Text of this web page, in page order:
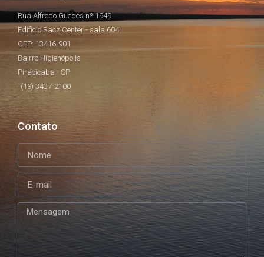
Rua Alfredo Guedes nº 1949
Edifício Racz Center - sala 604
CEP: 13416-901
Bairro Higienópolis
Piracicaba - SP
(19) 3437-2100
Contato